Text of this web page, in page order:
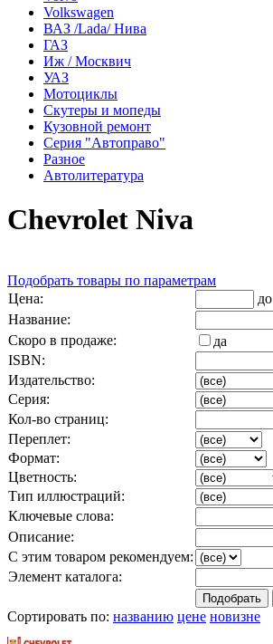
Volkswagen
ВАЗ /Lada/ Нива
ГАЗ
Иж / Москвич
УАЗ
Мотоциклы
Скутеры и мопеды
Кузовной ремонт
Серия "Автоправо"
Разное
Автолитература
Chevrolet Niva
Подобрать товары по параметрам
Цена:
до
Название:
Скоро в продаже:
да
ISBN:
Издательство:
Серия:
Кол-во страниц:
Переплет:
Формат:
Цветность:
Тип иллюстраций:
Ключевые слова:
Описание:
С этим товаром рекомендуем:
Элемент каталога:
Сортировать по: названию цене новизне